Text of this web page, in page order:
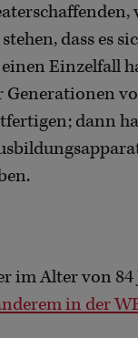
dass es
Einzelfall
Generationen
dann
im Alter von 84
in der